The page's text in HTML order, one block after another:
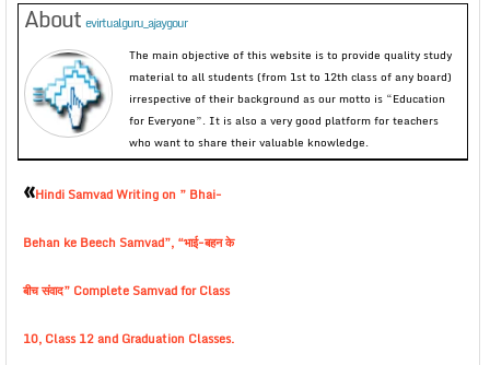
About evirtualguru_ajaygour
The main objective of this website is to provide quality study
material to all students (from 1st to 12th class of any board)
irrespective of their background as our motto is “Education
for Everyone”. It is also a very good platform for teachers
who want to share their valuable knowledge.
«Hindi Samvad Writing on ” Bhai-
Behan ke Beech Samvad”, “भाई-बहन के
बीच संवाद” Complete Samvad for Class
10, Class 12 and Graduation Classes.